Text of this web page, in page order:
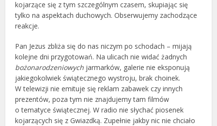
kojarzące się z tym szczególnym czasem, skupiając się
tylko na aspektach duchowych. Obserwujemy zachodzące
reakcje.
Pan Jezus zbliża się do nas niczym po schodach – mijają
kolejne dni przygotowań. Na ulicach nie widać żadnych
bożonarodzeniowych jarmarków, galerie nie eksponują
jakiegokolwiek świątecznego wystroju, brak choinek.
W telewizji nie emituje się reklam zabawek czy innych
prezentów, poza tym nie znajdujemy tam filmów
o tematyce świątecznej. W radio nie słychać piosenek
kojarzących się z Gwiazdką. Zupełnie jakby nic nie chciało